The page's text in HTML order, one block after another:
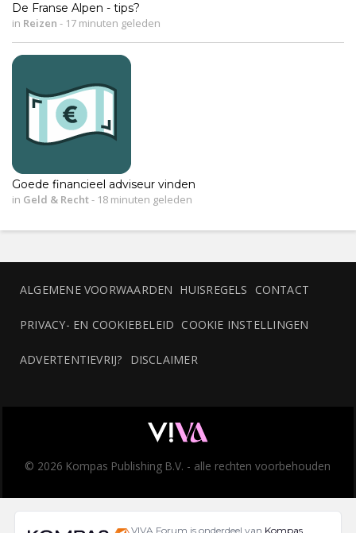
De Franse Alpen - tips?
in Reizen - 17 minuten geleden
Goede financieel adviseur vinden
in Geld & Recht- 18 minuten geleden
ALGEMENE VOORWAARDEN HUISREGELS CONTACT
PRIVACY- EN COOKIEBELEID COOKIE INSTELLINGEN
ADVERTENTIEVRIJ? DISCLAIMER
© 2026 Kompas Publishing B.V. - alle rechten voorbehouden
VIVA Forum is onderdeel van Kompas